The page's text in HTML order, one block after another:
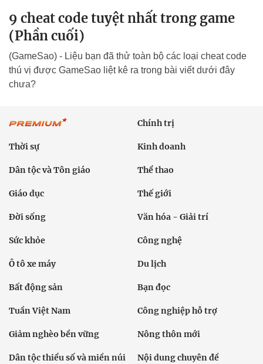
9 cheat code tuyệt nhất trong game
(Phần cuối)
(GameSao) - Liệu bạn đã thử toàn bộ các loại cheat code
thú vị được GameSao liệt kê ra trong bài viết dưới đây
chưa?
Chính trị
Thời sự Kinh doanh
Dân tộc và Tôn giáo Thể thao
Giáo dục Thế giới
Đời sống Văn hóa - Giải trí
Sức khỏe Công nghệ
Ô tô xe máy Du lịch
Bất động sản Bạn đọc
Tuần Việt Nam Công nghiệp hỗ trợ
Giảm nghèo bền vững Nông thôn mới
Dân tộc thiểu số và miền núi Nội dung chuyên đề